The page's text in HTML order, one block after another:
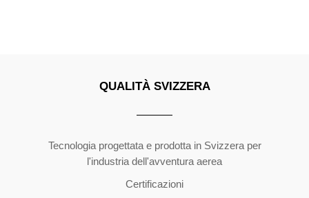
QUALITÀ SVIZZERA
Tecnologia progettata e prodotta in Svizzera per
l'industria dell'avventura aerea
Certificazioni